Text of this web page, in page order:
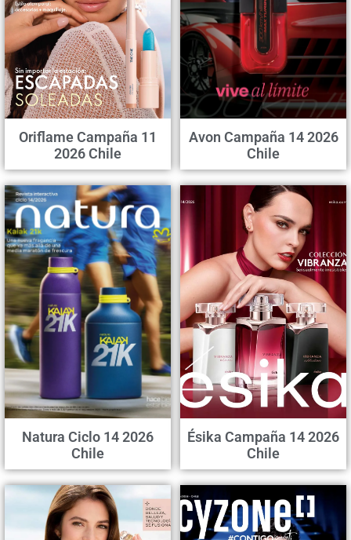
Oriflame Campaña 11
2026 Chile
Avon Campaña 14 2026
Chile
Natura Ciclo 14 2026
Chile
Ésika Campaña 14 2026
Chile